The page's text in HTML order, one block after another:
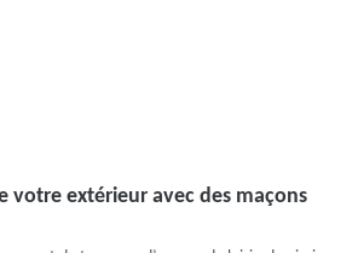
votre extérieur avec des maçons